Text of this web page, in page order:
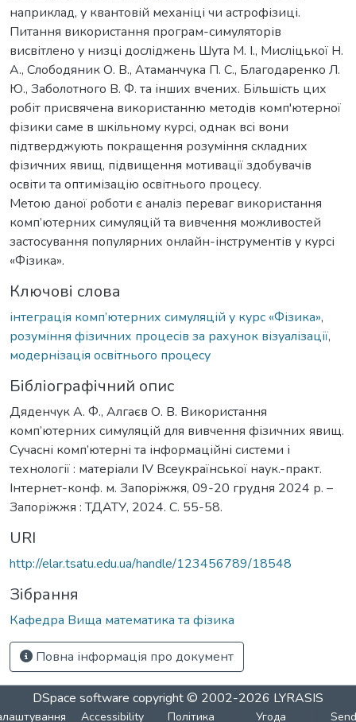
наприклад, у квантовій механіці чи астрофізиці.
Питання використання програм-симуляторів
висвітлено у низці досліджень Шута М. І., Мисліцької Н.
А., Слободяник О. В., Атаманчука П. С., Благодаренко Л.
Ю., Заболотного В. Ф. та інших вчених. Більшість цих
робіт присвячена використанню методів комп'ютерної
фізики саме в шкільному курсі, однак всі вони
підтверджують покращення розуміння складних
фізичних явищ, підвищення мотивації здобувачів
освіти та оптимізацію освітнього процесу.
Метою даної роботи є аналіз переваг використання
комп’ютерних симуляцій та вивчення можливостей
застосування популярних онлайн-інструментів у курсі
«Фізика».
Ключові слова
інтеграція комп’ютерних симуляцій у курс «Фізика»,
розуміння фізичних процесів за рахунок візуалізації,
модернізація освітнього процесу
Бібліографічний опис
Дяденчук А. Ф., Алгаєв О. В. Використання
комп’ютерних симуляцій для вивчення фізичних явищ.
Сучасні комп’ютерні та інформаційні системи і
технології : матеріали ІV Всеукраїнської наук.-практ.
Інтернет-конф. м. Запоріжжя, 09-20 грудня 2024 р. –
Запоріжжя : ТДАТУ, 2024. С. 55-58.
URI
http://elar.tsatu.edu.ua/handle/123456789/18548
Зібрання
Кафедра Вища математика та фізика
Повна інформація про документ
DSpace software copyright © 2002-2026 LYRASIS
Accessibility Політика Угода Send